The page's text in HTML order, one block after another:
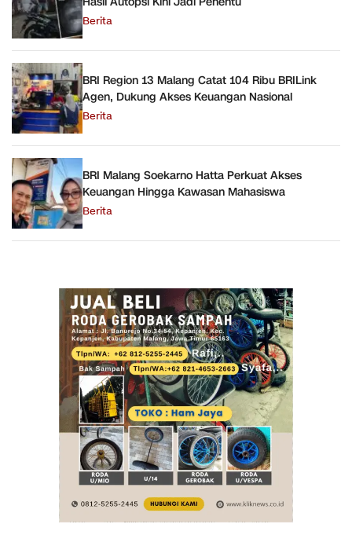
Berita
BRI Region 13 Malang Catat 104 Ribu BRILink
Agen, Dukung Akses Keuangan Nasional
Berita
BRI Malang Soekarno Hatta Perkuat Akses
Keuangan Hingga Kawasan Mahasiswa
Berita